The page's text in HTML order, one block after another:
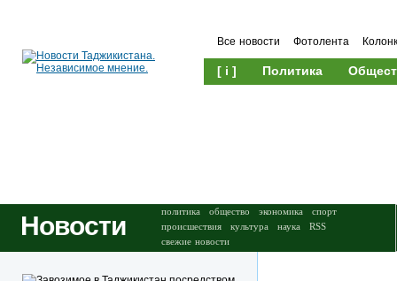
Все новости Фотолента
[ i ] Политика
Новости политика общество экономика
спорт
происшествия
культура наука
RSS
свежие новости